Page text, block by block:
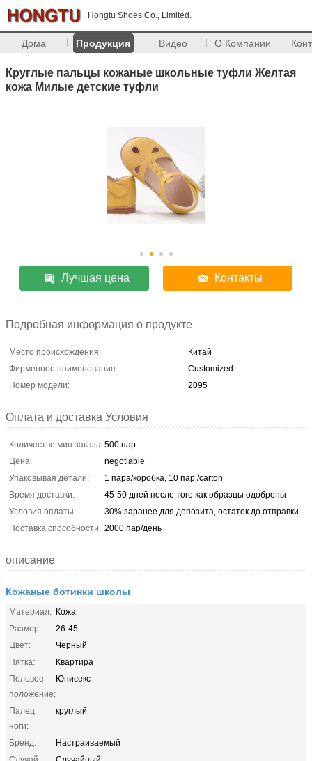
Hongtu Shoes Co., Limited.
Дома Продукция Видео О Компании
Круглые пальцы кожаные школьные туфли Желтая
кожа Милые детские туфли
Лучшая цена Контакты
Подробная информация о продукте
Место происхождения:
Китай
Фирменное наименование:
Customized
Номер модели:
2095
Оплата и доставка Условия
Количество мин заказа:500 пар
Цена:
negotiable
Упаковывая детали:
1 пара/коробка, 10 пар /carton
Время доставки:
45-50 дней после того как образцы одобрены
Условия оплаты:
30% заранее для депозита, остаток до отправки
Поставка способности: 2000 пар/день
описание
Кожаные ботинки школы
Материал: Кожа
Размер:
26-45
Цвет:
Черный
Пятка:
Квартира
Половое
положение:
Юнисекс
Палец
ноги:
круглый
Бренд:
Настраиваемый